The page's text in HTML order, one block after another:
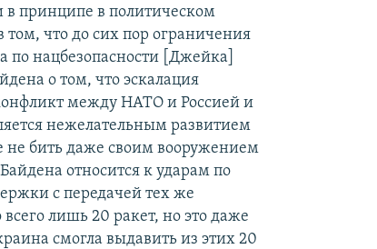
в принципе в политическом
что до сих пор ограничения
по нацбезопасности [Джейка]
о том, что эскалация
между НАТО и Россией и
нежелательным развитием
не бить даже своим вооружением
относится к ударам по
с передачей тех же
лишь 20 ракет, но это даже
смогла выдавить из этих 20